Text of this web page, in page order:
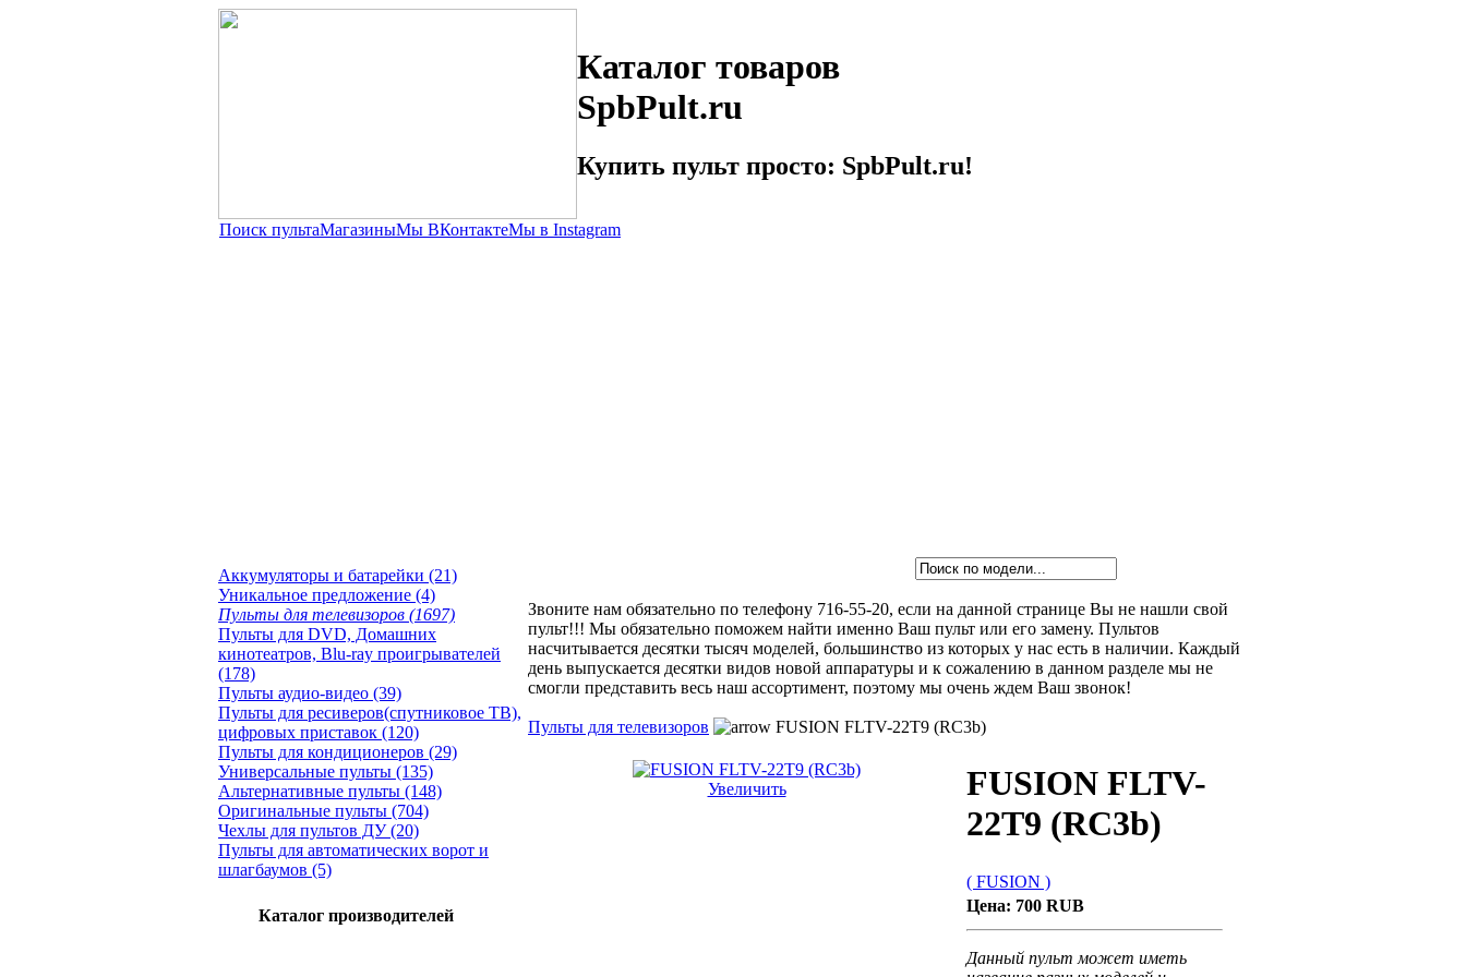
Каталог товаров
SpbPult.ru
Купить пульт просто: SpbPult.ru!
Поиск пультаМагазиныМы ВКонтактеМы в Instagram
Аккумуляторы и батарейки (21)
Уникальное предложение (4)
Пульты для телевизоров (1697)
Пульты для DVD, Домашних
кинотеатров, Blu-ray проигрывателей
(178)
Пульты аудио-видео (39)
Пульты для ресиверов(спутниковое ТВ),
цифровых приставок (120)
Пульты для кондиционеров (29)
Универсальные пульты (135)
Альтернативные пульты (148)
Оригинальные пульты (704)
Чехлы для пультов ДУ (20)
Пульты для автоматических ворот и
шлагбаумов (5)
Каталог производителей
Звоните нам обязательно по телефону 716-55-20, если на данной странице Вы не нашли свой
пульт!!! Мы обязательно поможем найти именно Ваш пульт или его замену. Пультов
насчитывается десятки тысяч моделей, большинство из которых у нас есть в наличии. Каждый
день выпускается десятки видов новой аппаратуры и к сожалению в данном разделе мы не
смогли представить весь наш ассортимент, поэтому мы очень ждем Ваш звонок!
Пульты для телевизоров FUSION FLTV-22T9 (RC3b)
Увеличить
FUSION FLTV-
22T9 (RC3b)
( FUSION )
Цена: 700 RUB
Данный пульт может иметь